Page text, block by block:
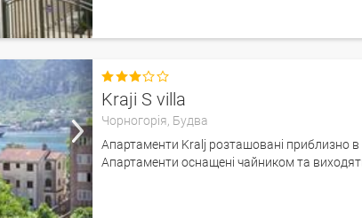

Kraji S villa
Чорногорія, Будва
Апартаменти Kralj розташовані приблизно в
Апартаменти оснащені чайником та